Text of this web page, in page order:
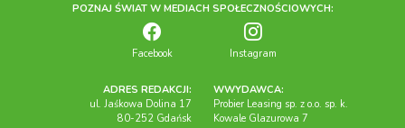
POZNAJ ŚWIAT W MEDIACH SPOŁECZNOŚCIOWYCH:
Facebook Instagram
ADRES REDAKCJI:
ul. Jaśkowa Dolina 17
80-252 Gdańsk
WWYDAWCA:
Probier Leasing sp. z o.o. sp. k.
Kowale Glazurowa 7